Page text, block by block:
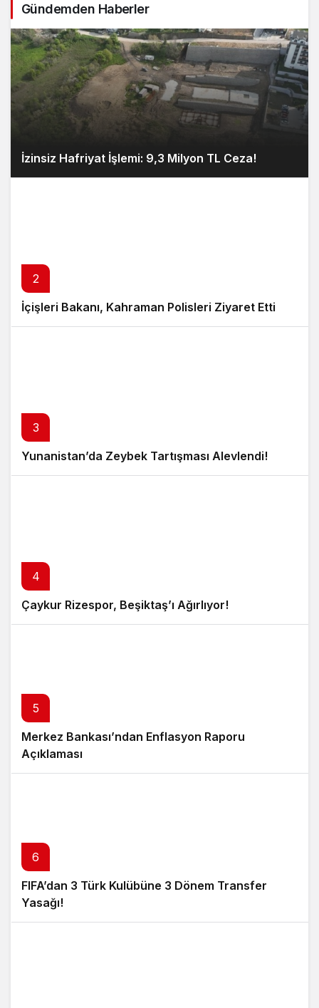
Gündemden Haberler
İzinsiz Hafriyat İşlemi: 9,3 Milyon TL Ceza!
2
İçişleri Bakanı, Kahraman Polisleri Ziyaret Etti
3
Yunanistan’da Zeybek Tartışması Alevlendi!
4
Çaykur Rizespor, Beşiktaş’ı Ağırlıyor!
5
Merkez Bankası’ndan Enflasyon Raporu
Açıklaması
6
FIFA’dan 3 Türk Kulübüne 3 Dönem Transfer
Yasağı!